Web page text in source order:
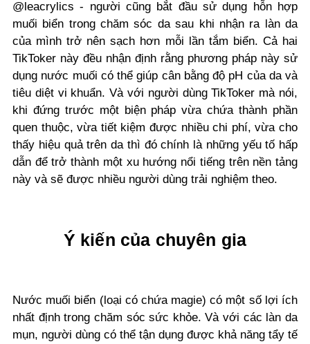
@leacrylics - người cũng bắt đầu sử dụng hỗn hợp
muối biển trong chăm sóc da sau khi nhận ra làn da
của mình trở nên sạch hơn mỗi lần tắm biển. Cả hai
TikToker này đều nhận định rằng phương pháp này sử
dụng nước muối có thể giúp cân bằng độ pH của da và
tiêu diệt vi khuẩn. Và với người dùng TikToker mà nói,
khi đứng trước một biện pháp vừa chứa thành phần
quen thuộc, vừa tiết kiệm được nhiều chi phí, vừa cho
thấy hiệu quả trên da thì đó chính là những yếu tố hấp
dẫn để trở thành một xu hướng nổi tiếng trên nền tảng
này và sẽ được nhiều người dùng trải nghiệm theo.
Ý kiến của chuyên gia
Nước muối biển (loại có chứa magie) có một số lợi ích
nhất định trong chăm sóc sức khỏe. Và với các làn da
mụn, người dùng có thể tận dụng được khả năng tẩy tế